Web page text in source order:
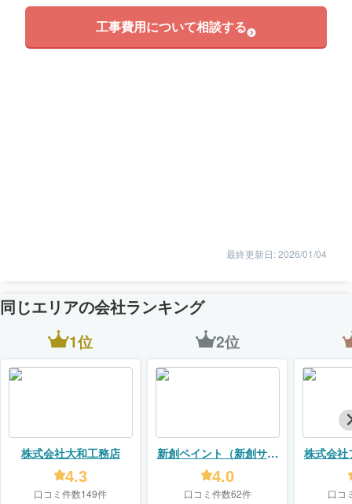
工事費用について相談する
最終更新日: 2026/01/04
同じエリアの会社ランキング
1位
株式会社大和工務店
4.3
口コミ件数149件
2位
新創ペイント（新創サー
ビス株式会社）
4.0
口コミ件数62件
株式会社
口コ